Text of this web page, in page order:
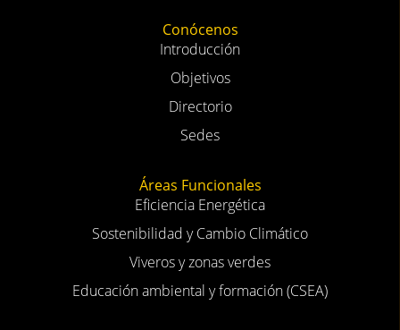
Conócenos
Introducción
Objetivos
Directorio
Sedes
Áreas Funcionales
Eficiencia Energética
Sostenibilidad y Cambio Climático
Viveros y zonas verdes
Educación ambiental y formación (CSEA)